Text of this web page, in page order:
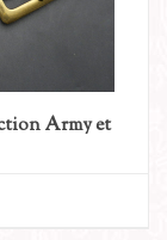
Army et